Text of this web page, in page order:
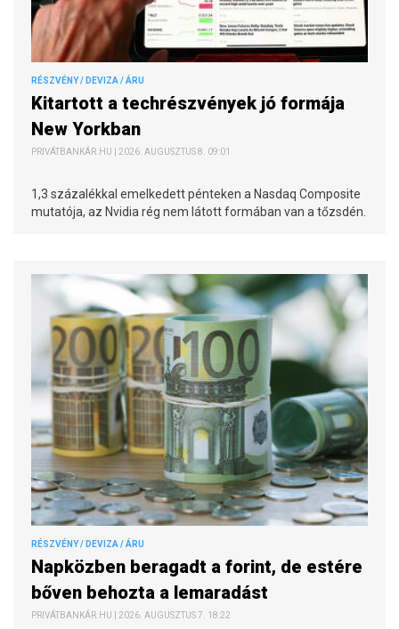
RÉSZVÉNY / DEVIZA / ÁRU
Kitartott a techrészvények jó formája
New Yorkban
PRIVÁTBANKÁR.HU | 2026. AUGUSZTUS 8. 09:01
1,3 százalékkal emelkedett pénteken a Nasdaq Composite
mutatója, az Nvidia rég nem látott formában van a tőzsdén.
RÉSZVÉNY / DEVIZA / ÁRU
Napközben beragadt a forint, de estére
bőven behozta a lemaradást
PRIVÁTBANKÁR.HU | 2026. AUGUSZTUS 7. 18:22